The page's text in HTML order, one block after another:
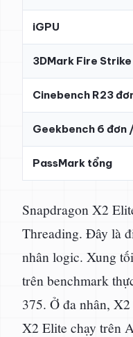
iGPU
3DMark Fire
Cinebench R23
Geekbench 6 đơn
PassMark tổng
Snapdragon X2
Threading. Đây là
nhân logic. Xung
trên benchmark
375. Ở đa nhân,
X2 Elite chạy trên